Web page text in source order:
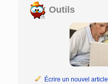
Outils
Écrire un nouvel article